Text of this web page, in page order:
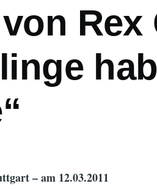
Rex
– am 12.03.2011